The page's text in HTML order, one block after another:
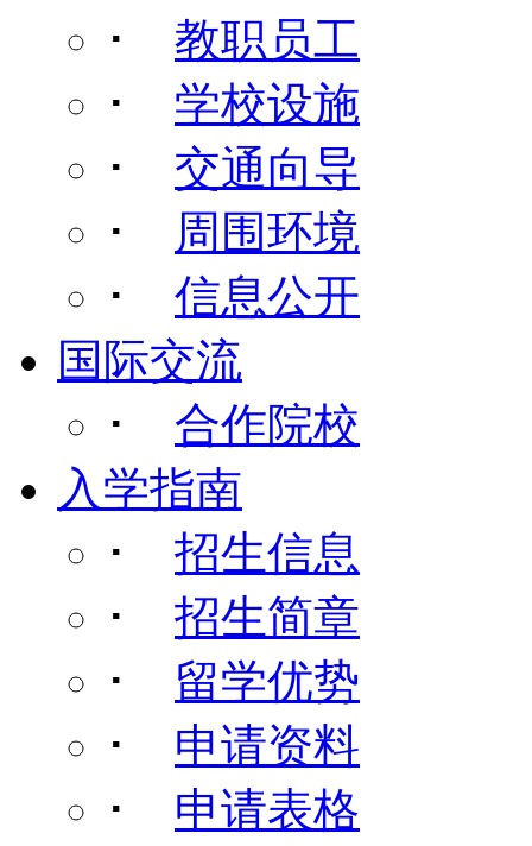
･ 教职员工
･ 学校设施
･ 交通向导
･ 周围环境
･ 信息公开
国际交流
･ 合作院校
入学指南
･ 招生信息
･ 招生简章
･ 留学优势
･ 申请资料
･ 申请表格